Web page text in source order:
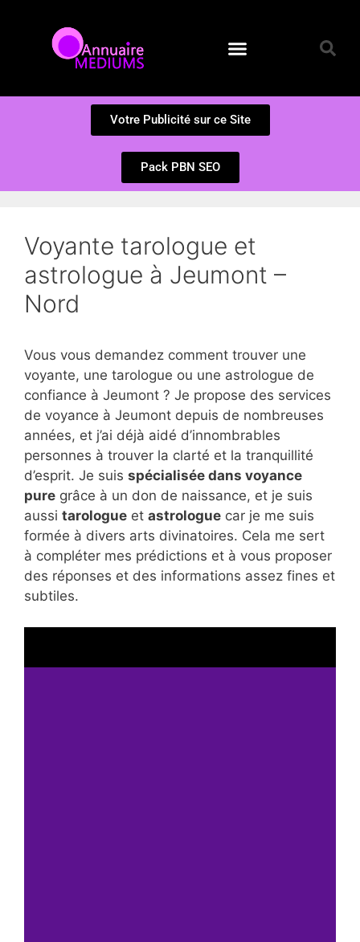
Votre Publicité sur ce Site
Pack PBN SEO
Voyante tarologue et
astrologue à Jeumont –
Nord
Vous vous demandez comment trouver une
voyante, une tarologue ou une astrologue de
confiance à Jeumont ? Je propose des services
de voyance à Jeumont depuis de nombreuses
années, et j’ai déjà aidé d’innombrables
personnes à trouver la clarté et la tranquillité
d’esprit. Je suis spécialisée dans voyance
pure grâce à un don de naissance, et je suis
aussi tarologue et astrologue car je me suis
formée à divers arts divinatoires. Cela me sert
à compléter mes prédictions et à vous proposer
des réponses et des informations assez fines et
subtiles.